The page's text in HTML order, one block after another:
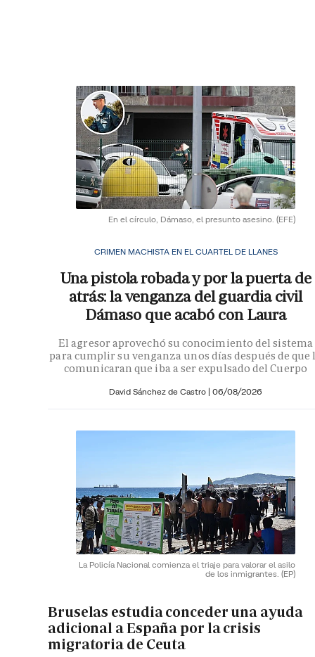
En el círculo, Dámaso, el presunto asesino. (EFE)
CRIMEN MACHISTA EN EL CUARTEL DE LLANES
Una pistola robada y por la puerta de
atrás: la venganza del guardia civil
Dámaso que acabó con Laura
El agresor aprovechó su conocimiento del sistema
para cumplir su venganza unos días después de que
comunicaran que iba a ser expulsado del Cuerpo
David Sánchez de Castro | 06/08/2026
La Policía Nacional comienza el triaje para valorar el asilo
de los inmigrantes. (EP)
Bruselas estudia conceder una ayuda
adicional a España por la crisis
migratoria de Ceuta